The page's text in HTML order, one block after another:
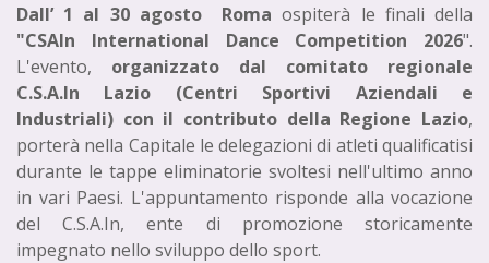
Dall’ 1 al 30 agosto Roma ospiterà le finali della
"CSAIn International Dance Competition 2026".
L'evento, organizzato dal comitato regionale
C.S.A.In Lazio (Centri Sportivi Aziendali e
Industriali) con il contributo della Regione Lazio,
porterà nella Capitale le delegazioni di atleti qualificatisi
durante le tappe eliminatorie svoltesi nell'ultimo anno
in vari Paesi. L'appuntamento risponde alla vocazione
del C.S.A.In, ente di promozione storicamente
impegnato nello sviluppo dello sport.